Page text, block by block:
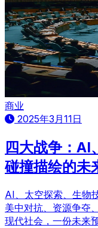
商业
2025年3月11日
四大战争：AI
碰撞描绘的未
AI、太空探索、生物
美中对抗、资源争夺
现代社会，一份未来